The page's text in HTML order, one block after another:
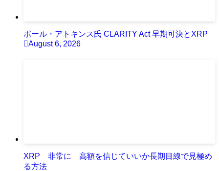
ポール・アトキンス氏 CLARITY Act 早期可決とXRP
August 6, 2026
XRP 非常に 高額を信じていいか長期目線で見極め
る方法